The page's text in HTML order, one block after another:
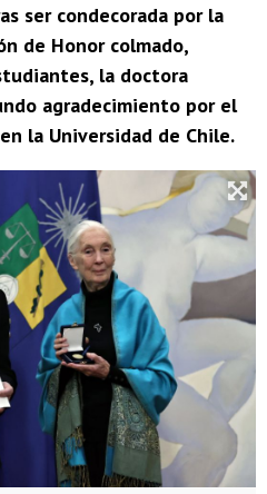
ser condecorada por la
de Honor colmado,
la doctora
agradecimiento por el
la Universidad de Chile.